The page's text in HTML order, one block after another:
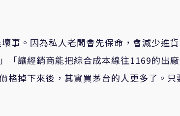
事。因為私人老闆會先保命，會減少進
「讓經銷商能把綜合成本線往1169的出
格掉下來後，其實買茅台的人更多了。只